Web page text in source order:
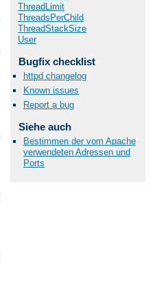
ThreadLimit
ThreadsPerChild
ThreadStackSize
User
Bugfix checklist
httpd changelog
Known issues
Report a bug
Siehe auch
Bestimmen der vom Apache
verwendeten Adressen und
Ports